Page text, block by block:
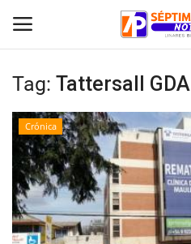
Inicio
Crónica
Policial
Tribunales
Tag: Tattersall GDA
Crónica